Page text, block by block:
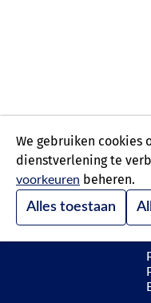
We gebruiken cookies
dienstverlening te
voorkeuren beheren.
Alles toestaan